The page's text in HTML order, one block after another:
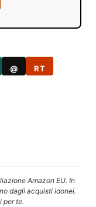
@ RT
Amazon EU. In
dagli acquisti idonei.
per te.